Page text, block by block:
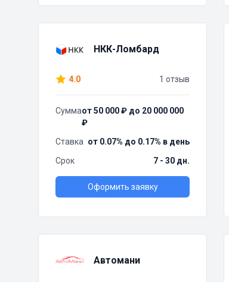
НКК-Ломбард
4.0 1 отзыв
Суммаот 50 000 ₽ до 20 000 000
₽
Ставка от 0.07% до 0.17% в день
Срок
7 - 30 дн.
Оформить заявку
Автомани